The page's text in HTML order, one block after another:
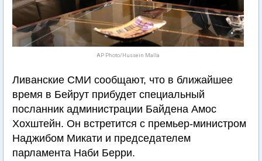
AP Photo/Hussein Malla
Ливанские СМИ сообщают, что в ближайшее
время в Бейрут прибудет специальный
посланник администрации Байдена Амос
Хохштейн. Он встретится с премьер-министром
Наджибом Микати и председателем
парламента Наби Берри.